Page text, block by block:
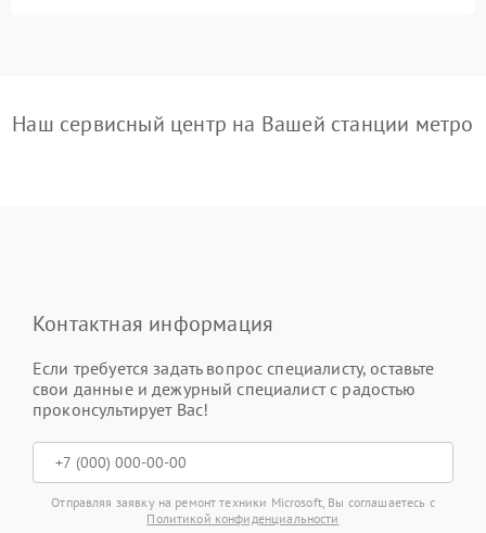
Наш сервисный центр на Вашей станции метро
Контактная информация
Если требуется задать вопрос специалисту, оставьте
свои данные и дежурный специалист с радостью
проконсультирует Вас!
Отправляя заявку на ремонт техники Microsoft, Вы соглашаетесь с
Политикой конфиденциальности